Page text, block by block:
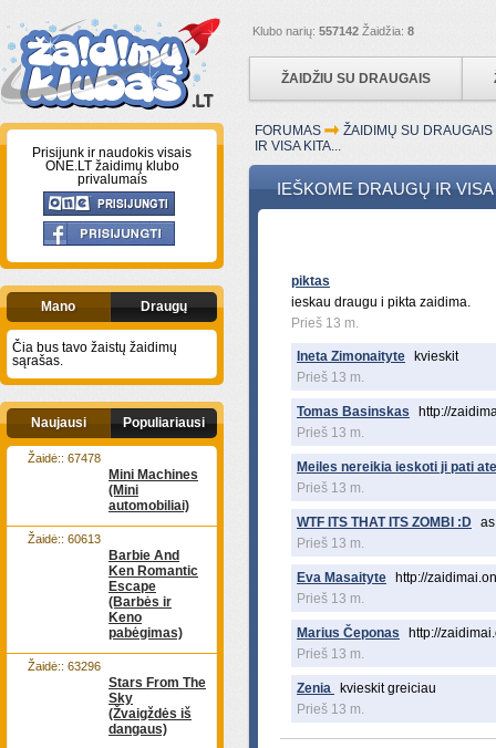
Klubo narių: 557142 Žaidžia: 8
ŽAIDŽIU SU DRAUGAIS
Prisijunk ir naudokis visais
ONE.LT žaidimų klubo
privalumais
Mano Draugų
Čia bus tavo žaistų žaidimų
sąrašas.
Naujausi Populiariausi
Mini Machines
(Mini
automobiliai)
Žaidė:: 67478
Barbie And
Ken Romantic
Escape
(Barbės ir
Keno
pabėgimas)
Žaidė:: 60613
Stars From The
Sky
(Žvaigždės iš
dangaus)
Žaidė:: 63296
FORUMAS
ŽAIDIMŲ SU
IR VISA KITA...
IEŠKOME DRAUGŲ IR VISA
piktas
ieskau draugu i pikta zaidima.
Prieš 13 m.
Ineta Zimonaityte
kvieskit
Prieš 13 m.
Tomas Basinskas
http://
Prieš 13 m.
Meiles nereikia ieskoti ji pati
Prieš 13 m.
WTF ITS THAT ITS ZOMBI :D
Prieš 13 m.
Eva Masaityte
http://
Prieš 13 m.
Marius Čeponas
http://
Prieš 13 m.
Zenia
kvieskit greiciau
Prieš 13 m.